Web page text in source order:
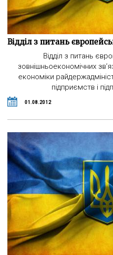
Відділ з питань
Відділ з питань
зовнішньоекономічних
економіки
підприємств і
01.08.2012